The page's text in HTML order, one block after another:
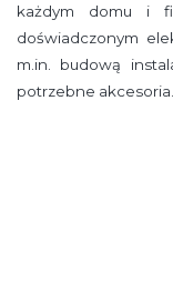
każdym domu i
doświadczonym
m.in. budową
potrzebne akcesoria.